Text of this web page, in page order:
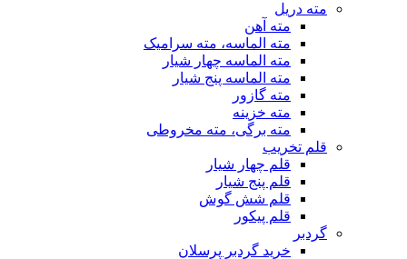
مته دریل
مته آهن
مته الماسه، مته سرامیک
مته الماسه چهار شیار
مته الماسه پنج شیار
مته گازور
مته خزینه
مته برگی، مته مخروطی
قلم تخریب
قلم چهار شیار
قلم پنج شیار
قلم شش گوش
قلم پیکور
گردبر
خرید گردبر پرسلان